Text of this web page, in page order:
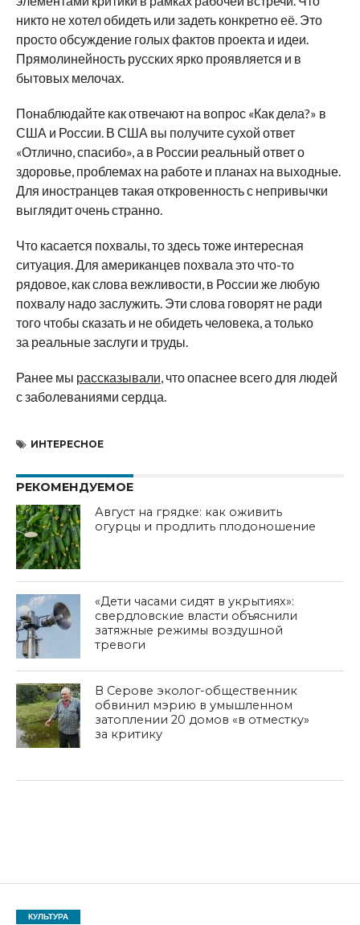
никто не хотел обидеть или задеть конкретно её. Это
просто обсуждение голых фактов проекта и идеи.
Прямолинейность русских ярко проявляется и в
бытовых мелочах.
Понаблюдайте как отвечают на вопрос «Как дела?» в
США и России. В США вы получите сухой ответ
«Отлично, спасибо», а в России реальный ответ о
здоровье, проблемах на работе и планах на выходные.
Для иностранцев такая откровенность с непривычки
выглядит очень странно.
Что касается похвалы, то здесь тоже интересная
ситуация. Для американцев похвала это что-то
рядовое, как слова вежливости, в России же любую
похвалу надо заслужить. Эти слова говорят не ради
того чтобы сказать и не обидеть человека, а только
за реальные заслуги и труды.
Ранее мы рассказывали , что опаснее всего для людей
с заболеваниями сердца.
ИНТЕРЕСНОЕ
РЕКОМЕНДУЕМОЕ
Август на грядке: как оживить
огурцы и продлить плодоношение
«Дети часами сидят в укрытиях»:
свердловские власти объяснили
затяжные режимы воздушной
тревоги
В Серове эколог-общественник
обвинил мэрию в умышленном
затоплении 20 домов «в отместку»
за критику
КУЛЬТУРА